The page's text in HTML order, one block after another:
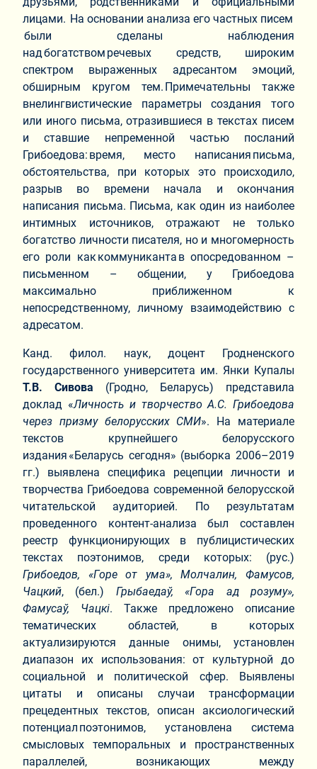
лицами. На основании анализа его частных писем
были сделаны наблюдения
над богатством речевых средств, широким
спектром выраженных адресантом эмоций,
обширным кругом тем. Примечательны также
внелингвистические параметры создания того
или иного письма, отразившиеся в текстах писем
и ставшие непременной частью посланий
Грибоедова: время, место написания письма,
обстоятельства, при которых это происходило,
разрыв во времени начала и окончания
написания письма. Письма, как один из наиболее
интимных источников, отражают не только
богатство личности писателя, но и многомерность
его роли как коммуниканта в опосредованном –
письменном – общении, у Грибоедова
максимально приближенном к
непосредственному, личному взаимодействию с
адресатом.
Канд. филол. наук, доцент Гродненского
государственного университета им. Янки Купалы
Т.В.
Сивова (Гродно, Беларусь) представила
доклад «Личность и творчество А.С. Грибоедова
через призму белорусских СМИ». На материале
текстов крупнейшего белорусского
издания «Беларусь сегодня» (выборка 2006–2019
гг.) выявлена специфика рецепции личности и
творчества Грибоедова современной белорусской
читательской аудиторией. По результатам
проведенного контент-анализа был составлен
реестр функционирующих в публицистических
текстах поэтонимов, среди которых: (рус.)
Грибоедов, «Горе от ума», Молчалин, Фамусов,
Чацкий, (бел.) Грыбаедаў, «Гора ад розуму»,
Фамусаў, Чацкі. Также предложено описание
тематических областей, в которых
актуализируются данные онимы, установлен
диапазон их использования: от культурной до
социальной и политической сфер. Выявлены
цитаты и описаны случаи трансформации
прецедентных текстов, описан аксиологический
потенциал поэтонимов, установлена система
смысловых темпоральных и пространственных
параллелей, возникающих между